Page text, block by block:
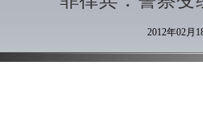
2012年02月